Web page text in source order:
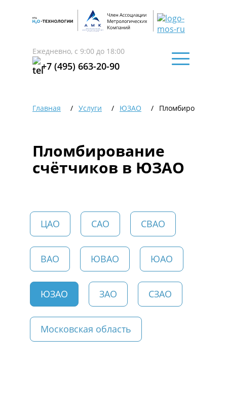
Ежедневно, с 9:00 до 18:00
+7 (495) 663-20-90
Главная Услуги ЮЗАО Пломбирование
Пломбирование
счётчиков в ЮЗАО
ЦАО САО СВАО
ВАО ЮВАО ЮАО
ЮЗАО ЗАО СЗАО
Московская область